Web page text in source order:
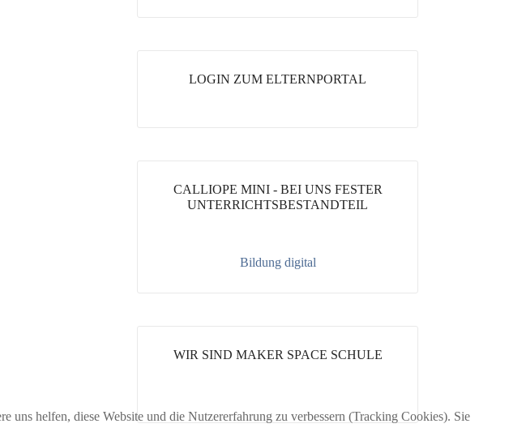
LOGIN ZUM ELTERNPORTAL
CALLIOPE MINI - BEI UNS FESTER
UNTERRICHTSBESTANDTEIL
Bildung digital
WIR SIND MAKER SPACE SCHULE
uns helfen, diese Website und die Nutzererfahrung zu verbessern (Tracking Cookies). Sie